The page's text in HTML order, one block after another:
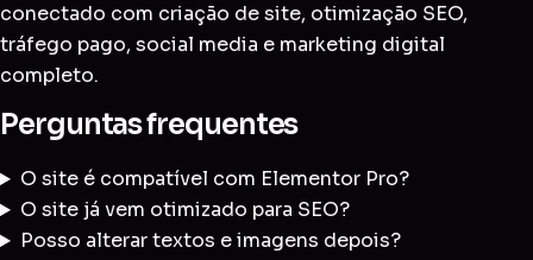
conectado com criação de site, otimização SEO,
tráfego pago, social media e marketing digital
completo.
Perguntas frequentes
O site é compatível com Elementor Pro?
O site já vem otimizado para SEO?
Posso alterar textos e imagens depois?